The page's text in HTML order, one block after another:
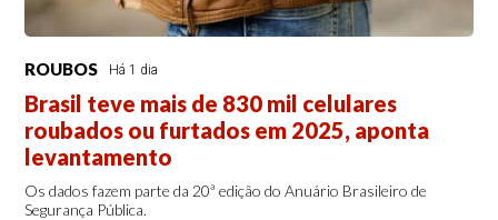
ROUBOS Há 1 dia
Brasil teve mais de 830 mil celulares
roubados ou furtados em 2025, aponta
levantamento
Os dados fazem parte da 20ª edição do Anuário Brasileiro de
Segurança Pública.